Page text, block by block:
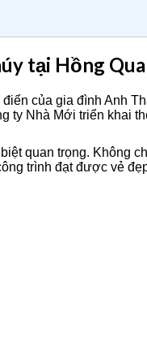
tại Hồng
của gia đình Anh
Nhà Mới triển khai
quan trọng. Không
trình đạt được vẻ